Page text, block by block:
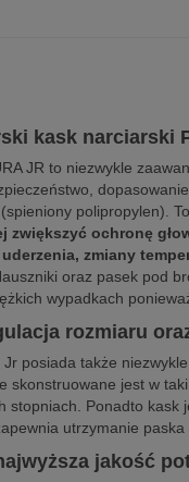
kask narciarski
JR to niezwykle
polipropylen).
zwiększyć ochronę
zmiany
oraz pasek pod
wypadkach
rozmiaru
posiada także
skonstruowane jest w
stopniach. Ponadto kask
utrzymanie paska
jakość